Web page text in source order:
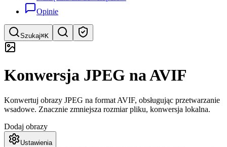
Opinie
Szukaj⌘K
Szybkie wyszukiwanie narzędzi
Konwersja JPEG na AVIF
Konwertuj obrazy JPEG na format AVIF, obsługując przetwarzanie
wsadowe. Znacznie zmniejsza rozmiar pliku, konwersja lokalna.
Dodaj obrazy
Ustawienia